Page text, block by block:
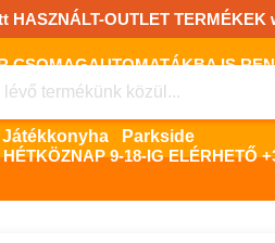
HASZNÁLT-OUTLET TERMÉKEK
CSOMAGAUTOMATÁKBA IS
LEHETSÉGES,
9-18-IG ELÉRHETŐ
Játékkonyha Parkside